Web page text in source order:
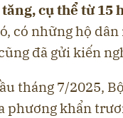
cụ thể từ 15
có những hộ
đã gửi kiến
tháng 7/2025,
phương khẩn